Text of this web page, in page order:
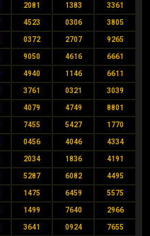
2081 1383 3361
4523 0306 3805
0372 2707 9265
9050 4616 6661
4940 1146 6611
3761 0321 3039
4079 4749 8801
7455 5427 1770
0456 4046 4334
2034 1836 4191
5287 6082 4495
1475 6459 5575
1499 7640 2966
3641 0924 7655